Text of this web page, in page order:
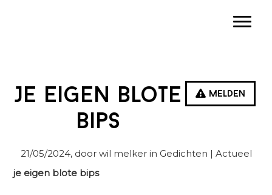
Melden
Je eigen blote
bips
21/05/2024, door wil melker in Gedichten | Actueel
je eigen blote bips